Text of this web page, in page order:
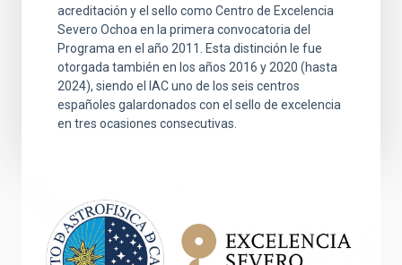
acreditación y el sello como Centro de Excelencia
Severo Ochoa en la primera convocatoria del
Programa en el año 2011. Esta distinción le fue
otorgada también en los años 2016 y 2020 (hasta
2024), siendo el IAC uno de los seis centros
españoles galardonados con el sello de excelencia
en tres ocasiones consecutivas.